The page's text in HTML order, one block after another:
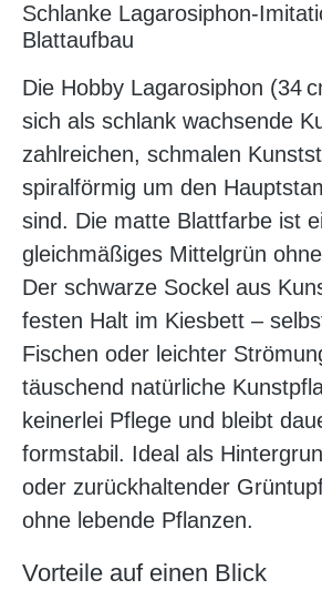
Schlanke Lagarosiphon-
Blattaufbau
Die Hobby Lagarosiphon (34
sich als schlank wachsende
zahlreichen, schmalen
spiralförmig um den
sind. Die matte Blattfarbe ist
gleichmäßiges Mittelgrün
Der schwarze Sockel aus
festen Halt im Kiesbett –
Fischen oder leichter
täuschend natürliche
keinerlei Pflege und bleibt
formstabil. Ideal als
oder zurückhaltender
ohne lebende Pflanzen.
Vorteile auf einen Blick